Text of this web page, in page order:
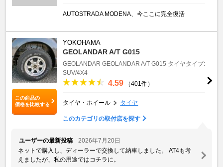
AUTOSTRADA MODENA、今ここに完全復活
この商品の
価格を比較する
YOKOHAMA
GEOLANDAR A/T G015
GEOLANDAR GEOLANDAR A/T G015 タイヤタイプ:
SUV/4X4
4.59 （401件）
タイヤ・ホイール タイヤ
このカテゴリの取付店を探す
ユーザーの最新投稿
2026年7月20日
ネットで購入し、ディーラーで交換して納車しました。 AT4も考
えましたが、私の用途ではコチラに。